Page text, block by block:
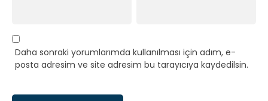
Daha sonraki yorumlarımda kullanılması için adım, e-
posta adresim ve site adresim bu tarayıcıya kaydedilsin.